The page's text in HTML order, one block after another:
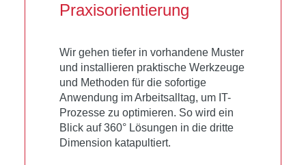
Praxis­­orientierung
Wir gehen tiefer in vorhandene Muster
und installieren praktische Werkzeuge
und Methoden für die sofortige
Anwendung im Arbeitsalltag, um IT-
Prozesse zu optimieren. So wird ein
Blick auf 360° Lösungen in die dritte
Dimension katapultiert.